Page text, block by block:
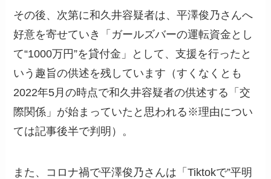
その後、次第に和久井容疑者は、平澤俊乃さんへ
好意を寄せていき「ガールズバーの運転資金とし
て“1000万円”を貸付金」として、支援を行ったと
いう趣旨の供述を残しています（すくなくとも
2022年5月の時点で和久井容疑者の供述する「交
際関係」が始まっていたと思われる※理由につい
ては記事後半で判明）。
また、コロナ禍で平澤俊乃さんは「Tiktokで”平明